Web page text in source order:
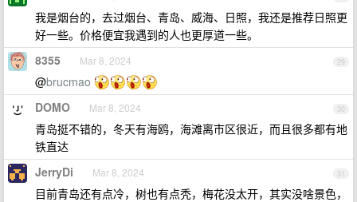
我是烟台的，去过烟台、青岛、威海、日照，我还是推荐日照更
好一些。价格便宜我遇到的人也更厚道一些。
29
8355 Mar 8, 2024
@brucmao
30
DOMO Mar 8, 2024
青岛挺不错的，冬天有海鸥，海滩离市区很近，而且很多都有地
铁直达
31
JerryDi Mar 8, 2024
目前青岛还有点冷，树也有点秃，梅花没太开，其实没啥景色，